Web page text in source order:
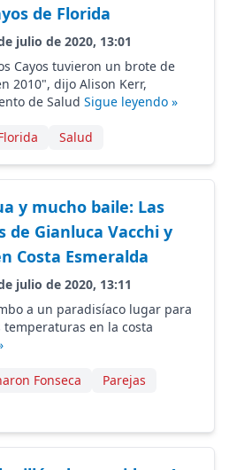
de Florida
julio de 2020, 13:01
Cayos tuvieron un brote de
2010", dijo Alison Kerr,
de Salud Sigue leyendo »
Salud
y mucho baile: Las
de Gianluca Vacchi y
Costa Esmeralda
julio de 2020, 13:11
a un paradisíaco lugar para
en la costa
Fonseca
Parejas